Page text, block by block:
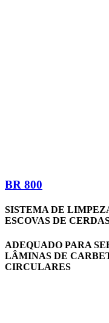
BR 800
SISTEMA DE
ESCOVAS DE
ADEQUADO PARA
LÂMINAS DE
CIRCULARES